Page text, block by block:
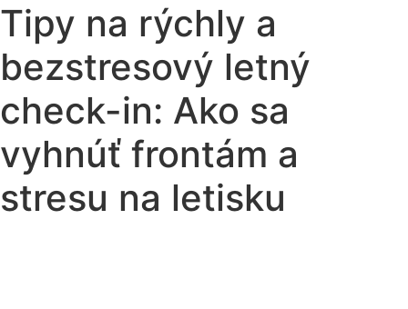
Tipy na rýchly a
bezstresový letný
check-in: Ako sa
vyhnúť frontám a
stresu na letisku